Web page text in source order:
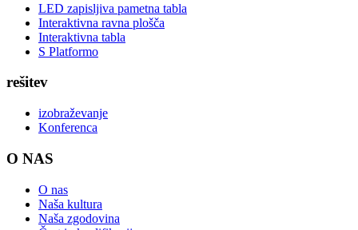
LED zapisljiva pametna tabla
Interaktivna ravna plošča
Interaktivna tabla
S Platformo
rešitev
izobraževanje
Konferenca
O NAS
O nas
Naša kultura
Naša zgodovina